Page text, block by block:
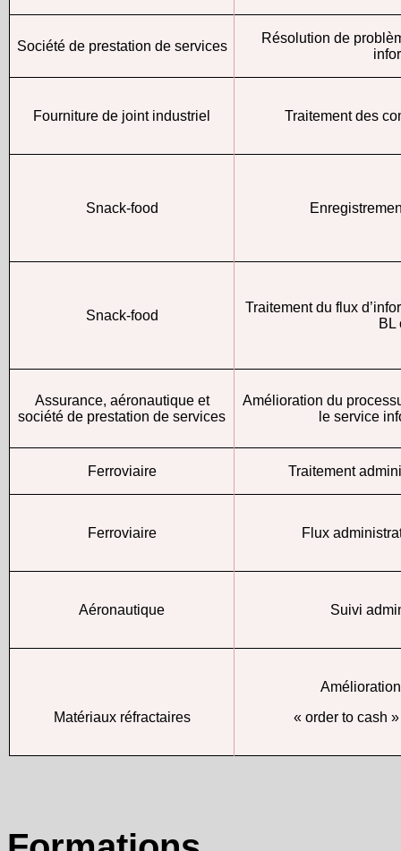
Société de prestation de services
Résolution de
Fourniture de joint industriel Traitement des
Snack-food
Snack-food
Traitement du flux
BL
Assurance, aéronautique et
société de prestation de services
Amélioration du
le service
Ferroviaire Traitement
Ferroviaire Flux
Aéronautique Suivi
Matériaux réfractaires
« order to cash